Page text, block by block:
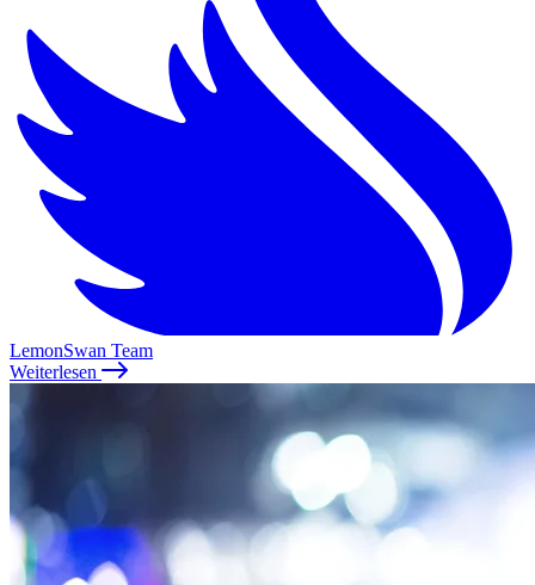
LemonSwan Team
Weiterlesen